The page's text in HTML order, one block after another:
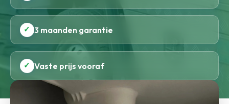
✓ 3 maanden garantie
✓ Vaste prijs vooraf